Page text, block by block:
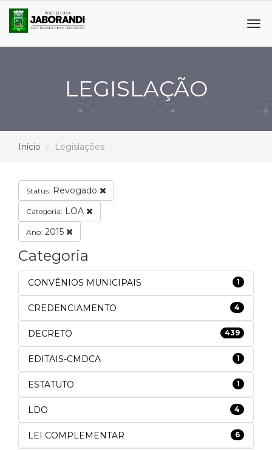
LEGISLAÇÃO
Início Legislações
Status: Revogado
Categoria: LOA
Ano: 2015
Categoria
CONVÊNIOS MUNICIPAIS 1
CREDENCIAMENTO 4
DECRETO 439
EDITAIS-CMDCA 1
ESTATUTO 1
LDO 4
LEI COMPLEMENTAR 6